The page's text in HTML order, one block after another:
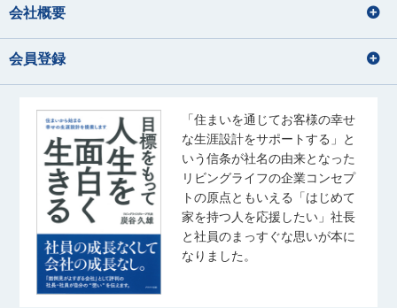
会社概要
会員登録
「住まいを通じてお客様の幸せ
な生涯設計をサポートする」と
いう信条が社名の由来となった
リビングライフの企業コンセプ
トの原点ともいえる「はじめて
家を持つ人を応援したい」社長
と社員のまっすぐな思いが本に
なりました。